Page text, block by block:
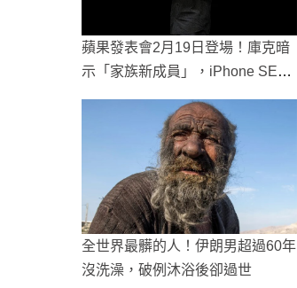
蘋果發表會2月19日登場！庫克暗
示「家族新成員」，iPhone SE
全世界最髒的人！伊朗男超過60年
沒洗澡，破例沐浴後卻過世